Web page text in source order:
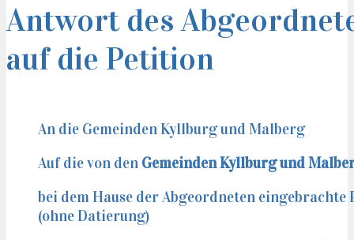
Antwort des
auf die Petition
An die Gemeinden Kyllburg und Malberg
Auf die von den Gemeinden Kyllburg und
bei dem Hause der Abgeordneten eingebrachte
(ohne Datierung)